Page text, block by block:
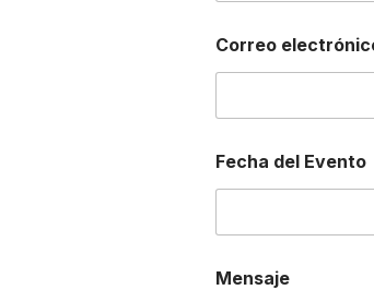
Correo
e
l
e
h
a
Fecha del Evento
Mensaje